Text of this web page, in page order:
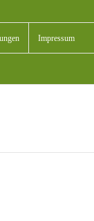
Impressum